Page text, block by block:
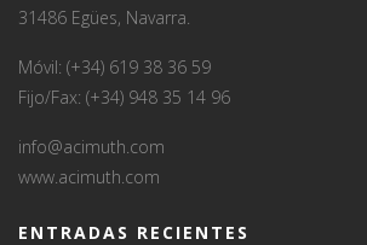
31486 Egües, Navarra.
Móvil: (+34) 619 38 36 59
Fijo/Fax: (+34) 948 35 14 96
info@acimuth.com
www.acimuth.com
ENTRADAS RECIENTES